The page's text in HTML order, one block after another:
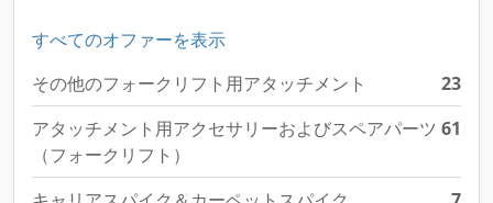
すべてのオファーを表示
その他のフォークリフト用アタッチメント
23
アタッチメント用アクセサリーおよびスペアパーツ
（フォークリフト）
61